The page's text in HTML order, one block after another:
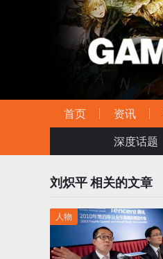
首页 资讯
深度话题
刘炽平相关的文章
人物